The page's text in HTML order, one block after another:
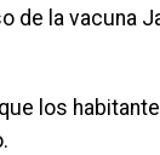
de la vacuna
los